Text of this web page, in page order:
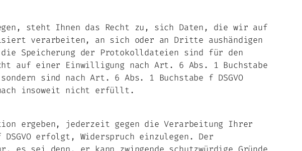
steht Ihnen das Recht zu, sich Daten, die wir auf
verarbeiten, an sich oder an Dritte aushändigen
Speicherung der Protokolldateien sind für den
auf einer Einwilligung nach Art. 6 Abs. 1 Buchstabe
sind nach Art. 6 Abs. 1 Buchstabe f DSGVO
insoweit nicht erfüllt.
ergeben, jederzeit gegen die Verarbeitung Ihrer
erfolgt, Widerspruch einzulegen. Der